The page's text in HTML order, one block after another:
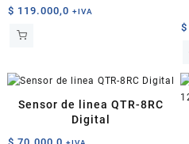
$ 119.000,0 +IVA
$
Sensor de linea QTR-8RC
Digital